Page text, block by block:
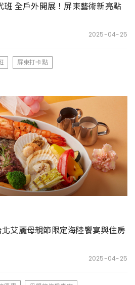
班 全戶外開展！屏東藝術新亮點
2025-04-25
屏東打卡點
艾麗母親節限定海陸饗宴與住房
2025-04-25